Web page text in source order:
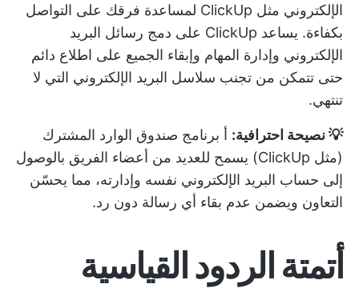
الإلكتروني
مثل ClickUp لمساعدة فرقك على التواصل
بكفاءة. يساعد ClickUp على دمج رسائل البريد
الإلكتروني وإدارة المهام وإبقاء الجميع على اطلاع دائم
حتى تتمكن من تجنب سلاسل البريد الإلكتروني التي لا
تنتهي.
💡 نصيحة احترافية: أ برنامج صندوق الوارد المشترك
(مثل ClickUp) يسمح للعديد من أعضاء الفريق بالوصول
إلى حساب البريد الإلكتروني نفسه وإدارته، مما يحسّن
التعاون ويضمن عدم بقاء أي رسالة دون رد.
أتمتة الردود القياسية